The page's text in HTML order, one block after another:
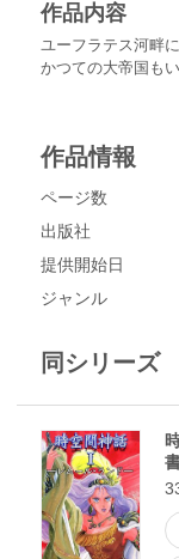
作品内容
ユーフラテス河畔
かつての大帝国も
死の楽園「ディル
る、愛と友情のロマ
作品情報
ページ数
出版社
提供開始日
ジャンル
同シリーズ